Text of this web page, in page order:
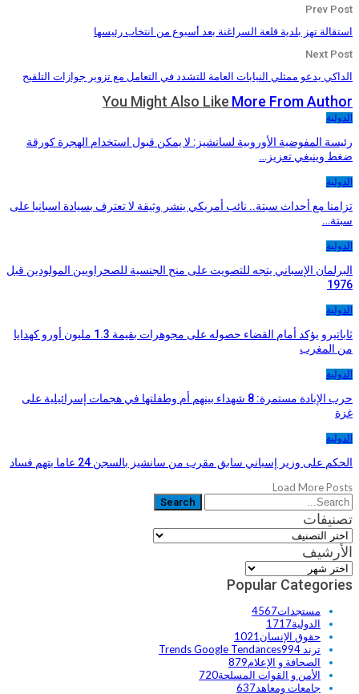
Prev Post
استقالة تهز بلدية قلعة السراغنة بعد أسبوع من انتخاب رئيسها
Next Post
الداكي يدعو ممثلي النيابات العامة للتشدد في التعامل مع تزوير جوازات التلقيح
You Might Also Like More From Author
الدولية
رئيسة المفوضية الأوروبية لسانشيز: لا يمكن قبول استخدام الهجرة كورقة
ضغط وينبغي تعزيز…
الدولية
تزامنا مع أحداث سبتة.. نائب أمريكي ينشر وثيقة لا تعترف بسيادة اسبانيا على
سبتة…
الدولية
البرلمان الإسباني يتجه للتصويت على منح الجنسية للصحراويين المولودين قبل
1976
الدولية
ثاباتيرو يؤكد أمام القضاء حصوله على مجوهرات بقيمة 1.3 مليون أورو كهدايا
من المغرب
الدولية
حرب الإبادة مستمرة: 8 شهداء بينهم أم وطفلتها في هجمات إسرائيلية على
غزة
الدولية
الحكم على وزير إسباني سابق مقرب من سانشيز بالسجن 24 عاما بتهم فساد
Load More Posts
تصنيفات
تصنيفات
الأرشيف
الأرشيف
Popular Categories
مستجدات4567
الدولية1717
حقوق الإنسان 1021
ترند Trends Google Tendances 994
الصحافة و الإعلام879
الأمن و القوات المسلحة720
جامعات ومعاهد637